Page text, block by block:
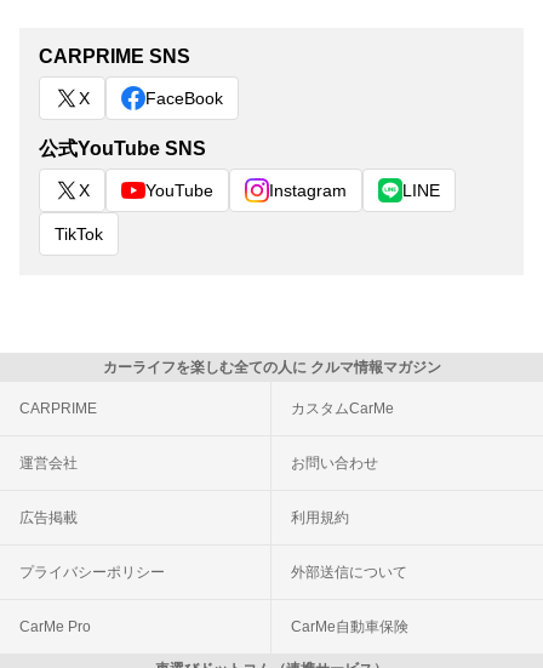
CARPRIME SNS
X FaceBook
公式YouTube SNS
X YouTube Instagram LINE
TikTok
カーライフを楽しむ全ての人に クルマ情報マガジン
CARPRIME カスタムCarMe
運営会社 お問い合わせ
広告掲載 利用規約
プライバシーポリシー 外部送信について
CarMe Pro CarMe自動車保険